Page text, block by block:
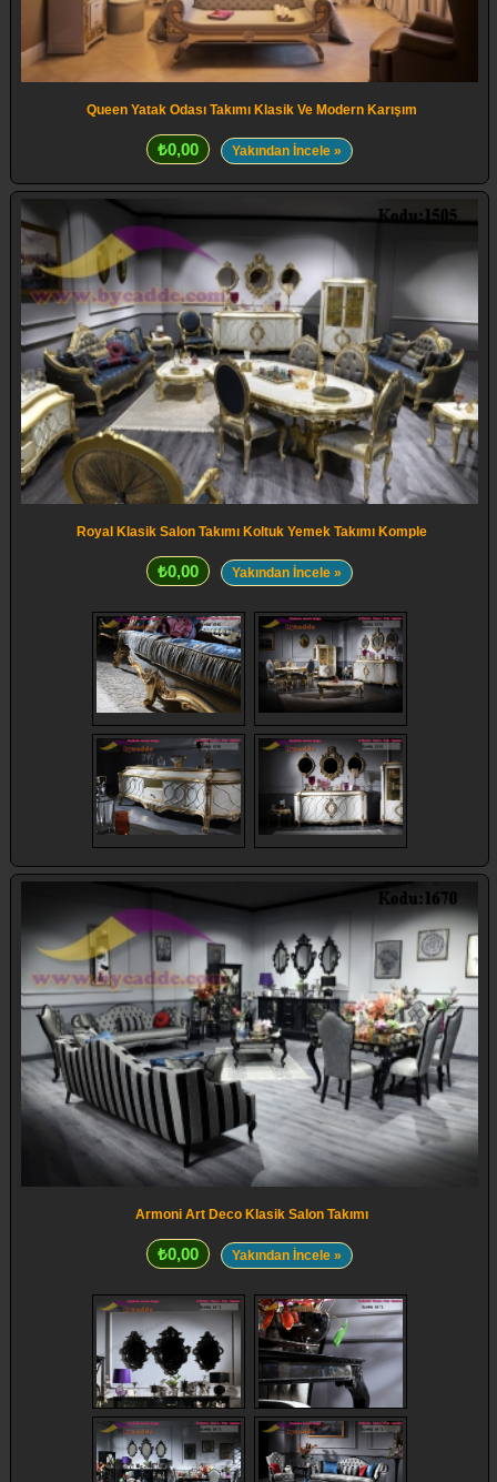
Queen Yatak Odası Takımı Klasik Ve Modern Karışım
₺0,00 Yakından İncele »
Royal Klasik Salon Takımı Koltuk Yemek Takımı Komple
₺0,00 Yakından İncele »
Armoni Art Deco Klasik Salon Takımı
₺0,00 Yakından İncele »